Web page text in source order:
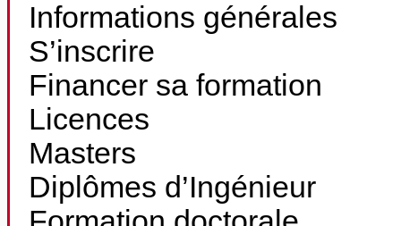
Informations générales
S’inscrire
Financer sa formation
Licences
Masters
Diplômes d’Ingénieur